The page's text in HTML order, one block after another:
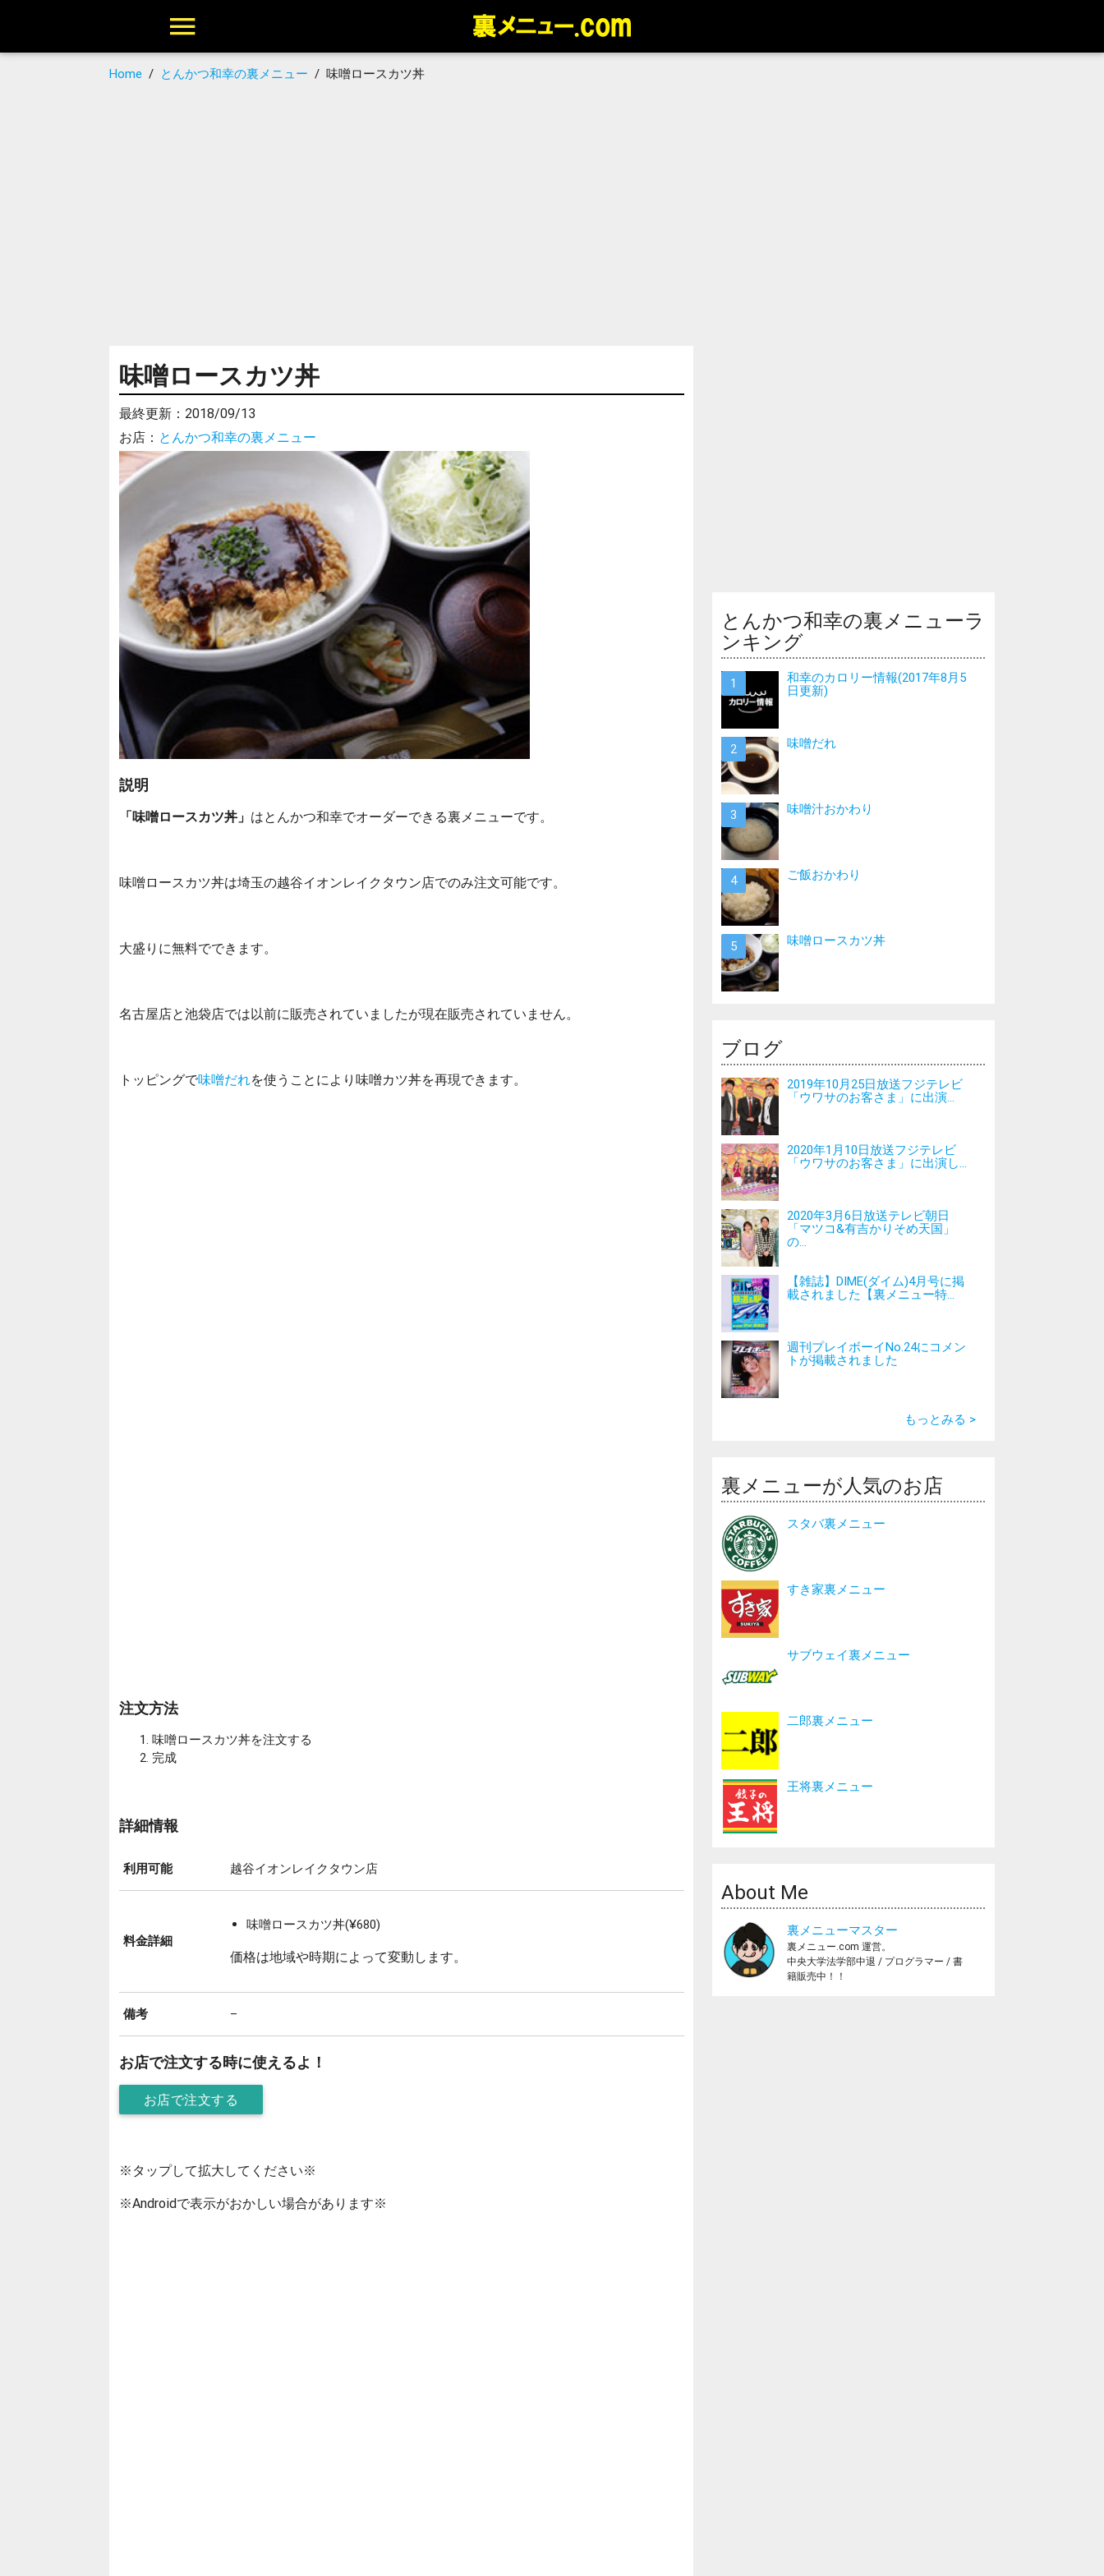
Home / とんかつ和幸の裏メニュー /味噌ロースカツ丼
味噌ロースカツ丼
最終更新： 2018/09/13
お店： とんかつ和幸の裏メニュー
説明
「味噌ロースカツ丼」 はとんかつ和幸でオーダーできる裏メニューです。
味噌ロースカツ丼は埼玉の越谷イオンレイクタウン店でのみ注文可能です。
大盛りに無料でできます。
名古屋店と池袋店では以前に販売されていましたが現在販売されていません。
トッピングで味噌だれを使うことにより味噌カツ丼を再現できます。
注文方法
味噌ロースカツ丼を注文する
完成
詳細情報
利用可能 越谷イオンレイクタウン店
料金詳細
味噌ロースカツ丼(¥680)
価格は地域や時期によって変動します。
備考 –
お店で注文する時に使えるよ！
お店で注文する
※タップして拡大してください※
※Androidで表示がおかしい場合があります※
とんかつ和幸の裏メニューラ
ンキング
和幸のカロリー情報(2017年8月5
日更新)
味噌だれ
味噌汁おかわり
ご飯おかわり
味噌ロースカツ丼
ブログ
2019年10月25日放送フジテレビ
「ウワサのお客さま」に出演...
2020年1月10日放送フジテレビ
「ウワサのお客さま」に出演し...
2020年3月6日放送テレビ朝日
「マツコ&有吉かりそめ天国」
の...
【雑誌】DIME(ダイム)4月号に掲
載されました【裏メニュー特...
週刊プレイボーイNo.24にコメン
トが掲載されました
もっとみる >
裏メニューが人気のお店
スタバ裏メニュー
すき家裏メニュー
サブウェイ裏メニュー
二郎裏メニュー
王将裏メニュー
About Me
裏メニューマスター
裏メニュー.com 運営。
中央大学法学部中退 / プログラマー / 書
籍販売中！！